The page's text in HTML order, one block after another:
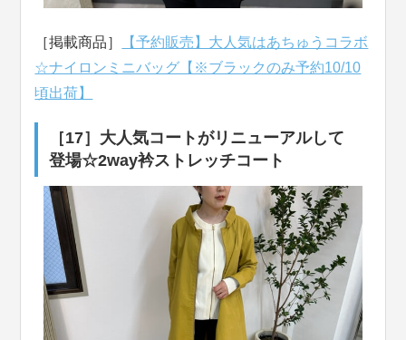
［掲載商品］
【予約販売】大人気はあちゅうコラボ
☆ナイロンミニバッグ【※ブラックのみ予約10/10
頃出荷】
［17］大人気コートがリニューアルして
登場☆2way衿ストレッチコート